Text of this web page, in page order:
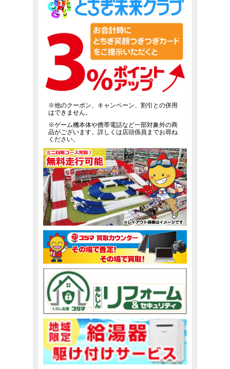
※他のクーポン、キャンペーン、割引との併用
はできません。
※ゲーム機本体や携帯電話など一部対象外の商
品がございます。詳しくは店頭係員までお尋ね
ください。